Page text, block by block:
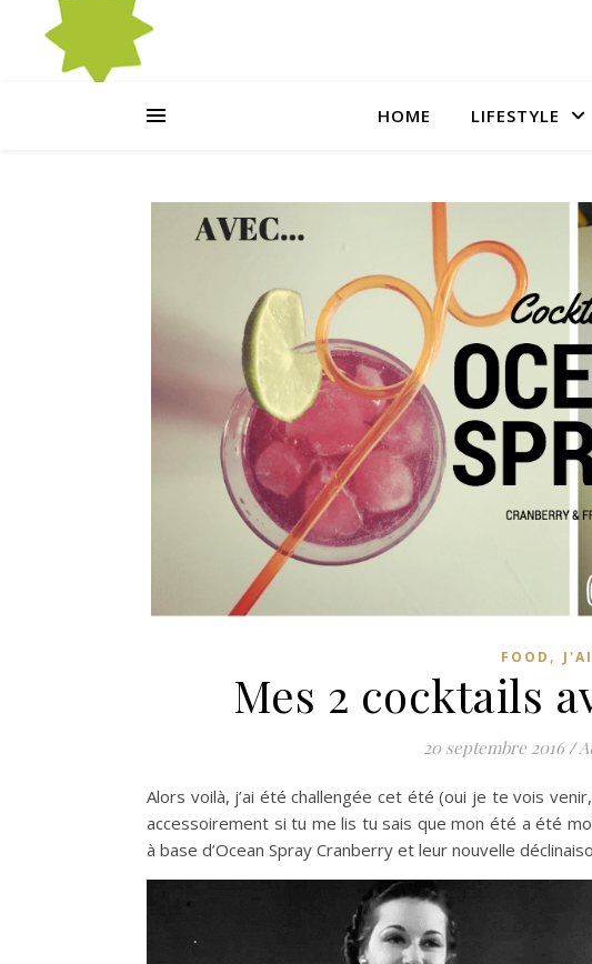
HOME LIFESTYLE
FOOD ,
Mes 2 cocktails
20 septembre 2016 /
Alors voilà, j’ai été challengée cet été (oui je te vois
accessoirement si tu me lis tu sais que mon été a été
à base d’Ocean Spray Cranberry et leur nouvelle